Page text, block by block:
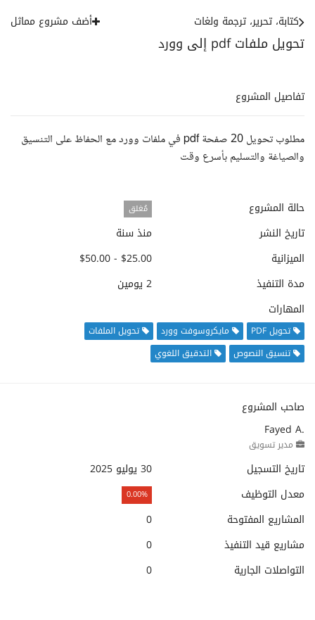
تحويل ملفات pdf إلى وورد
كتابة، تحرير، ترجمة ولغات أضف مشروع مماثل
تفاصيل المشروع
مطلوب تحويل 20 صفحة pdf في ملفات وورد مع الحفاظ على التنسيق
والصياغة والتسليم بأسرع وقت
حالة المشروع مُغلق
تاريخ النشر
منذ سنة
الميزانية
$25.00 - $50.00
مدة التنفيذ
2 يومين
المهارات
تحويل PDF مايكروسوفت وورد
تحويل الملفات
تنسيق النصوص
التدقيق اللغوي
صاحب المشروع
Fayed A.
مدير تسويق
تاريخ التسجيل
30 يوليو 2025
معدل التوظيف
0.00%
المشاريع المفتوحة
0
مشاريع قيد التنفيذ
0
التواصلات الجارية
0